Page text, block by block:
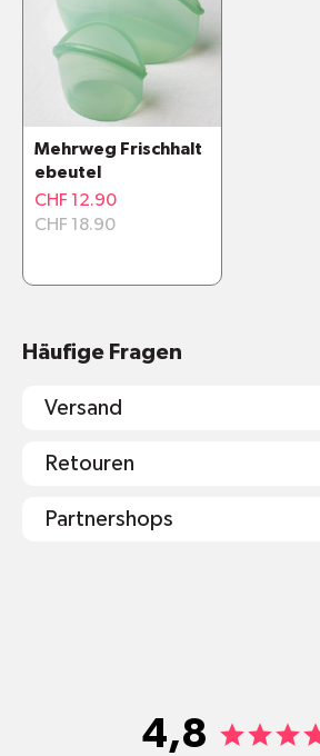
Zip-Verschluss
Spülmaschinenfest
Materialien und Inhaltsstoffe
Mehrweg Frischhalt
ebeutel
CHF 12.90
CHF 18.90
Häufige Fragen
Versand
Retouren
Partnershops
4,8